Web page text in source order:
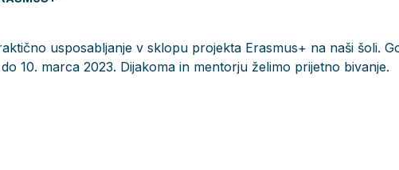
usposabljanje v sklopu projekta Erasmus+ na naši šoli.
10. marca 2023. Dijakoma in mentorju želimo prijetno bivanje.